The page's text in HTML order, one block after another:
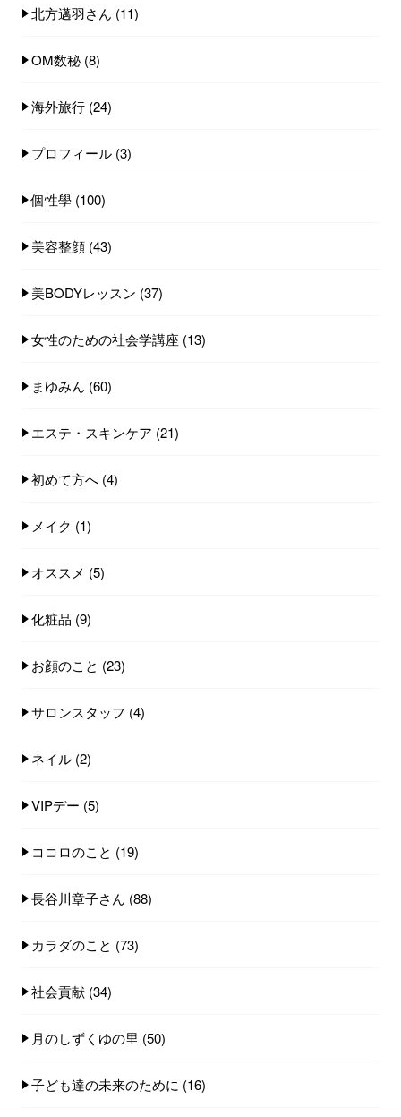
北方邁羽さん (11)
OM数秘 (8)
海外旅行 (24)
プロフィール (3)
個性學 (100)
美容整顔 (43)
美BODYレッスン (37)
女性のための社会学講座 (13)
まゆみん (60)
エステ・スキンケア (21)
初めて方へ (4)
メイク (1)
オススメ (5)
化粧品 (9)
お顔のこと (23)
サロンスタッフ (4)
ネイル (2)
VIPデー (5)
ココロのこと (19)
長谷川章子さん (88)
カラダのこと (73)
社会貢献 (34)
月のしずくゆの里 (50)
子ども達の未来のために (16)